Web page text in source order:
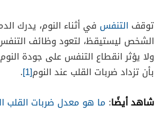
توقف التنفس في أثناء النوم، يدرك
الشخص ليستيقظ، لتعود وظائف
ولا يؤثر انقطاع التنفس على جودة
بأن تزداد ضربات القلب عند النوم[1]
.
شاهد أيضًا: ما هو معدل ضربات القلب